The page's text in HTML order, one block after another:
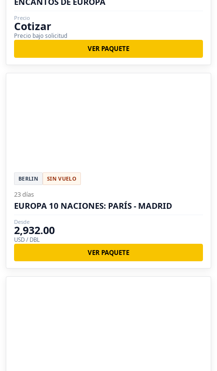
Precio
Cotizar
Precio bajo solicitud
VER PAQUETE
BERLIN SIN VUELO
23 días
EUROPA 10 NACIONES: PARÍS - MADRID
Desde
2,932.00
USD / DBL
VER PAQUETE